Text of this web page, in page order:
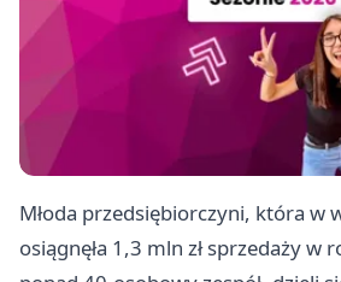
Młoda przedsiębiorczyni, która w
osiągnęła 1,3 mln zł sprzedaży w